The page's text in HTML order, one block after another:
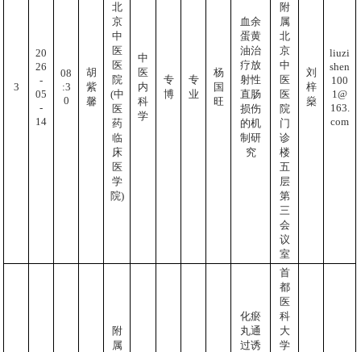
3
20
26
-
05
-
14
08
:3
0
胡
紫
馨
北
京
中
医
医
院
(中
医
药
临
床
医
学
院)
中
医
内
科
学
专
博
专
业
杨
国
旺
血余
蛋黄
油治
疗放
射性
直肠
损伤
的机
制研
究
附
属
北
京
中
医
医
院
门
诊
楼
五
层
第
三
会
议
室
刘
梓
燊
liuzi
shen
100
1@
163.
com
附
属
化瘀
丸通
过诱
首
都
医
科
大
学